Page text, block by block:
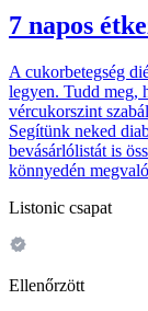
7 napos
A cukorbetegség
legyen. Tudd meg,
vércukorszint
Segítünk neked
bevásárlólistát is
könnyedén
Listonic csapat
Ellenőrzött